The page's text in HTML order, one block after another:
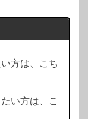
方は、こち
い方は、こ